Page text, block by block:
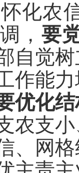
化农
， 要
自觉
作能
优化
农支
、网